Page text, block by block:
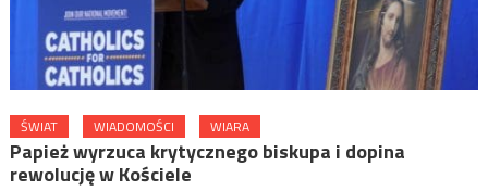
ŚWIAT WIADOMOŚCI WIARA
Papież wyrzuca krytycznego biskupa i dopina
rewolucję w Kościele